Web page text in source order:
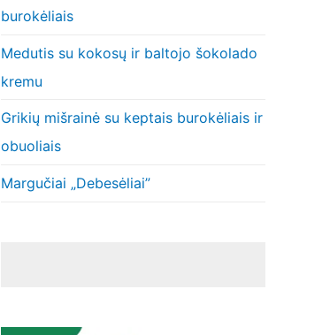
burokėliais
Medutis su kokosų ir baltojo šokolado
kremu
Grikių mišrainė su keptais burokėliais ir
obuoliais
Margučiai „Debesėliai”